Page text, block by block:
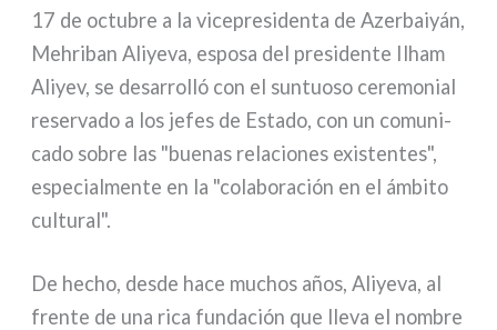
17 de octu­bre a la vice­pre­si­den­ta de Azerbaiyán,
Mehriban Aliyeva, espo­sa del pre­si­den­te Ilham
Aliyev, se desar­rol­ló con el sun­tuo­so cere­mo­nial
reser­va­do a los jefes de Estado, con un comu­ni­
ca­do sobre las "bue­nas rela­cio­nes exi­sten­tes",
espe­cial­men­te en la "cola­bo­ra­ción en el ámbi­to
cul­tu­ral".
De hecho, desde hace muchos años, Aliyeva, al
fren­te de una rica fun­da­ción que lle­va el nom­bre